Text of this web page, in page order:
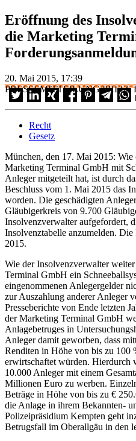
Eröffnung des
die Marketing
20. Mai 2015, 17:39
PRESSEMITTEILUNG/PRESS
Recht
Gesetz
München, den 17. Mai 2015:
Marketing Terminal GmbH mit
Anleger mitgeteilt hat, ist durch
Beschluss vom 1. Mai 2015 das
worden. Die geschädigten
Gläubigerkreis von 9.700
Insolvenzverwalter aufgefordert,
Insolvenztabelle anzumelden.
2015.
Wie der Insolvenzverwalter
Terminal GmbH ein
eingenommenen Anlegergelder
zur Auszahlung anderer Anleger
Presseberichte von Ende letzten
der Marketing Terminal GmbH
Anlagebetruges in
Anleger damit geworben, dass
Renditen in Höhe von bis zu 100
erwirtschaftet würden. Hierdurch
10.000 Anleger mit einem
Millionen Euro zu werben.
Beträge in Höhe von bis zu €
die Anlage in ihrem Bekannten-
Polizeipräsidium Kempten geht
Betrugsfall im Oberallgäu in den